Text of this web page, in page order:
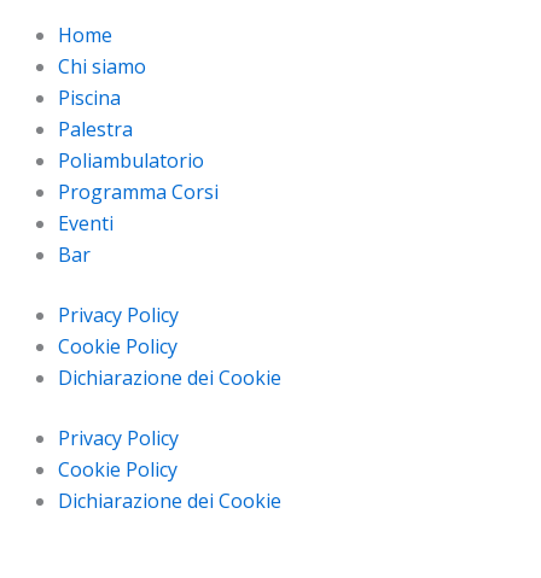
Home
Chi siamo
Piscina
Palestra
Poliambulatorio
Programma Corsi
Eventi
Bar
Privacy Policy
Cookie Policy
Dichiarazione dei Cookie
Privacy Policy
Cookie Policy
Dichiarazione dei Cookie